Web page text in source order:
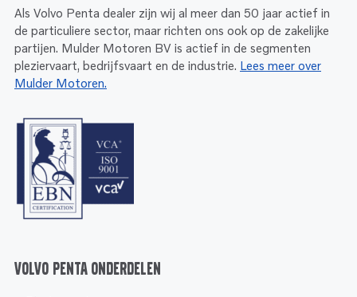
Als Volvo Penta dealer zijn wij al meer dan 50 jaar actief in
de particuliere sector, maar richten ons ook op de zakelijke
partijen. Mulder Motoren BV is actief in de segmenten
pleziervaart, bedrijfsvaart en de industrie. Lees meer over
Mulder Motoren.
Volvo Penta onderdelen